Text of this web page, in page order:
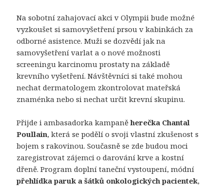
Na sobotní zahajovací akci v Olympii bude možné
vyzkoušet si samovyšetření prsou v kabinkách za
odborné asistence. Muži se dozvědí jak na
samovyšetření varlat a o nové možnosti
screeningu karcinomu prostaty na základě
krevního vyšetření. Návštěvníci si také mohou
nechat dermatologem zkontrolovat mateřská
znaménka nebo si nechat určit krevní skupinu.
Přijde i ambasadorka kampaněherečka Chantal
Poullain, která se podělí o svoji vlastní zkušenost s
bojem s rakovinou. Současně se zde budou moci
zaregistrovat zájemci o darování krve a kostní
dřeně. Program doplní taneční vystoupení, módní
přehlídka paruk a šátků onkologických pacientek,